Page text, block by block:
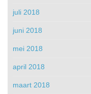
juli 2018
juni 2018
mei 2018
april 2018
maart 2018